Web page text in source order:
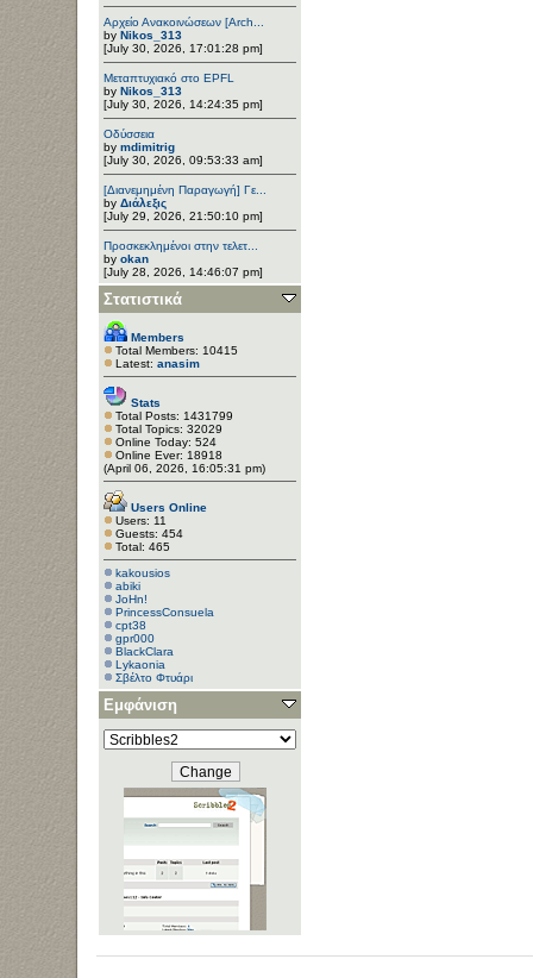
Αρχείο Ανακοινώσεων [Arch...
by Nikos_313
[July 30, 2026, 17:01:28 pm]
Μεταπτυχιακό στο EPFL
by Nikos_313
[July 30, 2026, 14:24:35 pm]
Οδύσσεια
by mdimitrig
[July 30, 2026, 09:53:33 am]
[Διανεμημένη Παραγωγή] Γε...
by Διάλεξις
[July 29, 2026, 21:50:10 pm]
Προσκεκλημένοι στην τελετ...
by okan
[July 28, 2026, 14:46:07 pm]
Στατιστικά
Members
Total Members: 10415
Latest: anasim
Stats
Total Posts: 1431799
Total Topics: 32029
Online Today: 524
Online Ever: 18918
(April 06, 2026, 16:05:31 pm)
Users Online
Users: 11
Guests: 454
Total: 465
kakousios
abiki
JoHn!
PrincessConsuela
cpt38
gpr000
BlackClara
Lykaonia
Σβέλτο Φτυάρι
Εμφάνιση